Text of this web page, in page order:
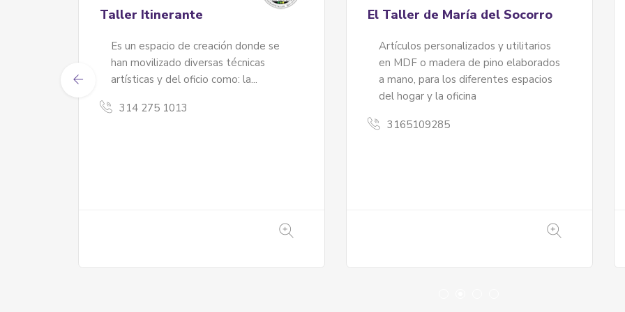
La Candelaria
Mocana Joyería
Joyería inspirada en el departamento
Caquetá. Fauna...
Fundación Labni – Bogotensis
Fundación LABNI – publicación
Transmedia – libro Fauna y Flora
contra la sexta extinción masiva
BOGOTENSIS. (Merchandising:
3005052293